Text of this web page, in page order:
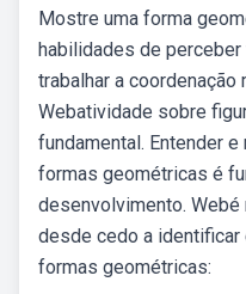
Mostre uma forma
habilidades de
trabalhar a
Webatividade sobre
fundamental. Entender
formas geométricas é
desenvolvimento.
desde cedo a identificar
formas geométricas: